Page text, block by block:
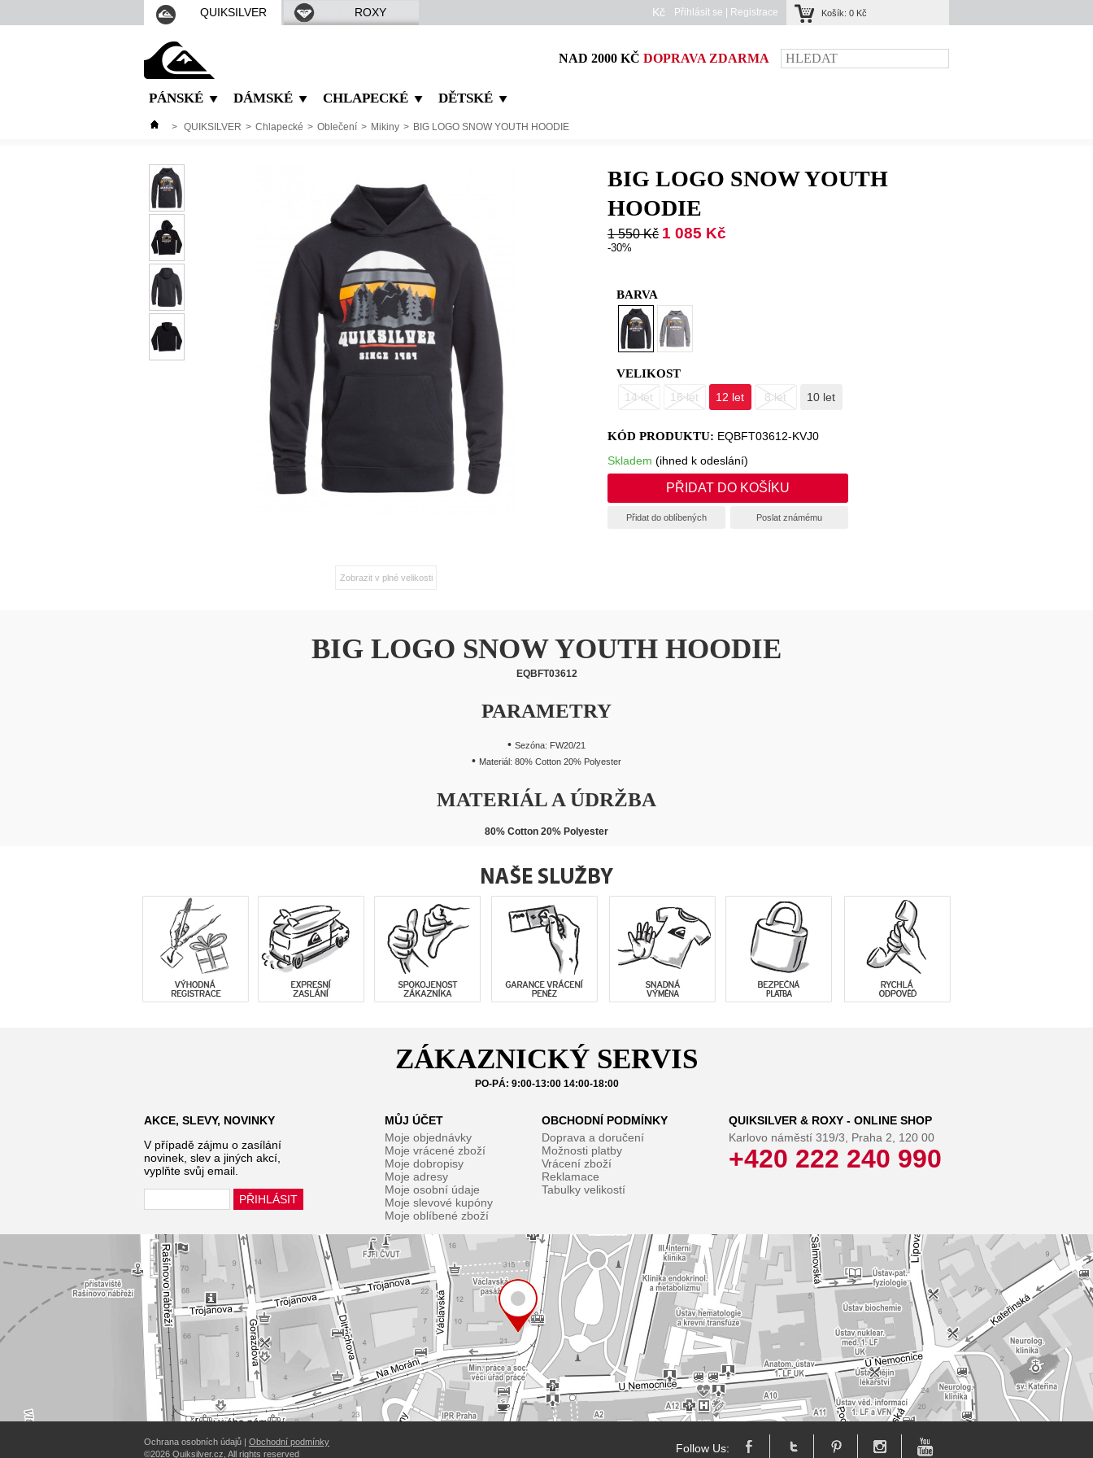
QUIKSILVER ROXY Košík: 0 Kč
Přihlásit se Registrace
Kč
PÁNSKÉ DÁMSKÉ CHLAPECKÉ DĚTSKÉ
NAD 2000 KČ DOPRAVA ZDARMA
> QUIKSILVER > Chlapecké > Oblečení > Mikiny > BIG LOGO SNOW YOUTH HOODIE
Zobrazit v plné velikosti
BIG LOGO SNOW YOUTH
HOODIE
1 550 Kč 1 085 Kč
-30%
BARVA
VELIKOST
14 let
16 let 12 let 8 let 10 let
KÓD PRODUKTU: EQBFT03612-KVJ0
Skladem (ihned k odeslání)
Přidat do oblíbených Poslat známému
BIG LOGO SNOW YOUTH HOODIE
EQBFT03612
PARAMETRY
Sezóna: FW20/21
Materiál: 80% Cotton 20% Polyester
MATERIÁL A ÚDRŽBA
80% Cotton 20% Polyester
ZÁKAZNICKÝ SERVIS
PO-PÁ: 9:00-13:00 14:00-18:00
AKCE, SLEVY, NOVINKY
V případě zájmu o zasílání
novinek, slev a jiných akcí,
vyplňte svůj email.
MŮJ ÚČET
Moje objednávky
Moje vrácené zboží
Moje dobropisy
Moje adresy
Moje osobní údaje
Moje slevové kupóny
Moje oblíbené zboží
OBCHODNÍ PODMÍNKY
Doprava a doručení
Možnosti platby
Vrácení zboží
Reklamace
Tabulky velikostí
QUIKSILVER & ROXY - ONLINE SHOP
Karlovo náměstí 319/3, Praha 2, 120 00
+420 222 240 990
Ochrana osobních údajů | Obchodní podmínky
©2026 Quiksilver.cz, All rights reserved
Follow Us: